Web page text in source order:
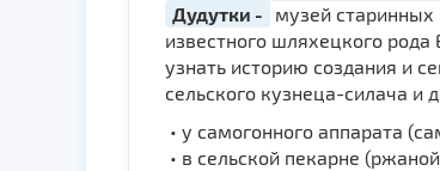
Дудутки -
музей
известного шляхецкого рода
узнать историю создания и
сельского кузнеца-силача и
• у самогонного аппарата
• в сельской пекарне